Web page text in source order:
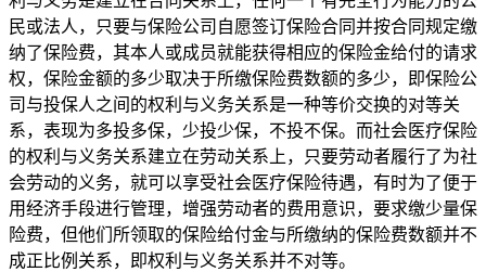
民或法人，只要与保险公司自愿签订保险合同并按合同规定缴
纳了保险费，其本人或成员就能获得相应的保险金给付的请求
权，保险金额的多少取决于所缴保险费数额的多少，即保险公
司与投保人之间的权利与义务关系是一种等价交换的对等关
系，表现为多投多保，少投少保，不投不保。而社会医疗保险
的权利与义务关系建立在劳动关系上，只要劳动者履行了为社
会劳动的义务，就可以享受社会医疗保险待遇，有时为了便于
用经济手段进行管理，增强劳动者的费用意识，要求缴少量保
险费，但他们所领取的保险给付金与所缴纳的保险费数额并不
成正比例关系，即权利与义务关系并不对等。